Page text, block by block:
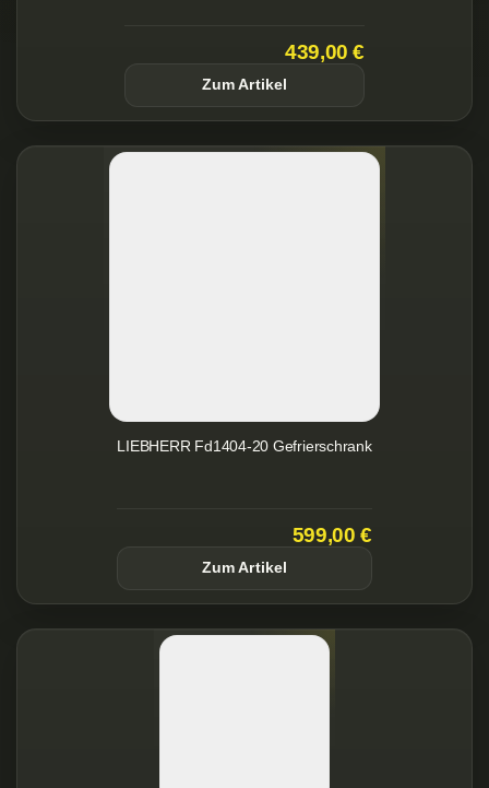
439,00 €
Zum Artikel
LIEBHERR Fd1404-20 Gefrierschrank
599,00 €
Zum Artikel